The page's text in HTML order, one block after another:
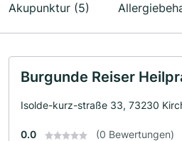
Akupunktur (5)
Burgunde Reiser
Isolde-kurz-straße 33, 73230
0.0 (0 Bewertungen)